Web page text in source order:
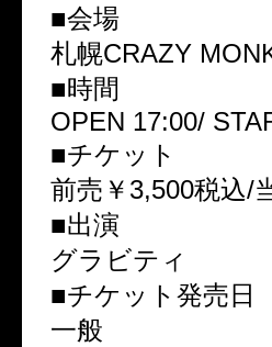
■会場
札幌CRAZY
■時間
OPEN 17:00/
■チケット
前売￥3,500税込/
■出演
グラビティ
■チケット発売日
一般